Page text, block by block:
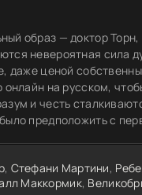
образ — доктор
невероятная сила
даже ценой
на русском,
и честь
предположить с
, Стефани Мартини,
Маккормик,